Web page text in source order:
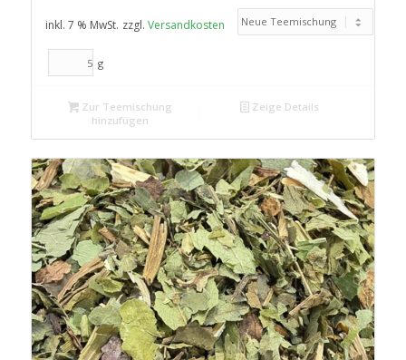
inkl. 7 % MwSt. zzgl. Versandkosten
g
Zur Teemischung
hinzufügen
Zeige Details